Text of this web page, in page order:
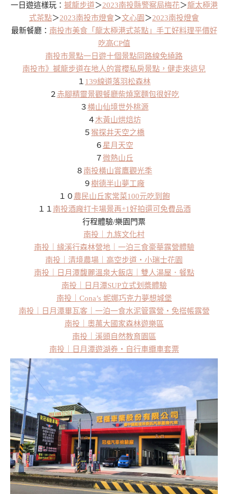
一日遊這樣玩： 撼龍步道＞2023南投縣警察局梅花＞龍太極港
式茶點＞2023南投市燈會＞文心園 ＞2023南投燈會
最新餐廳： 南投市美食「龍太極港式茶點」手工好料理平價好
吃高CP值
南投市景點一日遊十個景點同路線免繞路
南投市》撼龍步道在地人的賞櫻私房景點，健走來這兒
１ 139線道落羽松森林
２ 赤腳精靈景觀餐廳柴燒窯麵包很好吃
３橫山仙境世外桃源
４ 木黃山烘焙坊
５猴探井天空之橋
６ 星月天空
７微熱山丘
８ 南投橫山賞鷹觀光季
９樹德半山夢工廠
１０ 農民山丘家常菜100元吃到飽
１１ 南投酒廠打卡場景再+1好拍還可免費品酒
行程體驗/樂園門票
南投｜九族文化村
南投｜緣溪行森林營地｜一泊三食豪華露營體驗
南投｜清境農場｜高空步道・小瑞士花園
南投｜日月潭馥麗溫泉大飯店｜雙人湯屋．餐點
南投｜日月潭SUP立式划槳體驗
南投｜Cona’s 妮娜巧克力夢想城堡
南投｜日月潭畢瓦客｜一泊一食水泥管露營・免搭帳露營
南投｜奧萬大國家森林遊樂區
南投｜溪頭自然教育園區
南投｜日月潭遊湖券・自行車纜車套票